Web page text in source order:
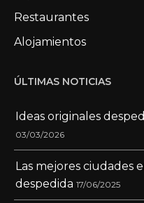
Restaurantes
Alojamientos
ÚLTIMAS NOTICIAS
Ideas originales
03/03/2026
Las mejores ciudades
despedida 17/06/2025